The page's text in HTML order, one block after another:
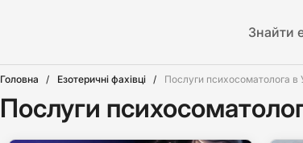
Знайти
Головна Езотеричні фахівці Послуги психосоматолога в
Послуги